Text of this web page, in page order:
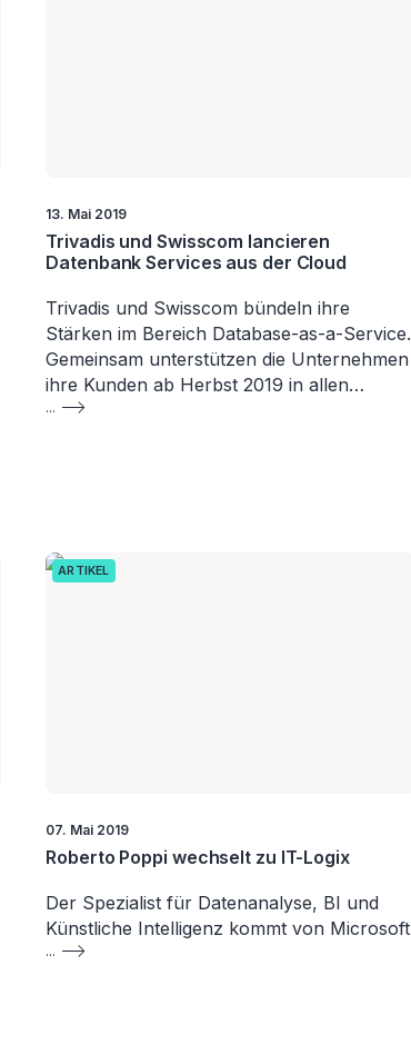
13. Mai 2019
Trivadis und Swisscom lancieren
Datenbank Services aus der Cloud
Trivadis und Swisscom bündeln ihre
Stärken im Bereich Database-as-a-Service.
Gemeinsam unterstützen die Unternehmen
ihre Kunden ab Herbst 2019 in allen…
...
ARTIKEL
07. Mai 2019
Roberto Poppi wechselt zu IT-Logix
Der Spezialist für Datenanalyse, BI und
Künstliche Intelligenz kommt von Microsoft
...